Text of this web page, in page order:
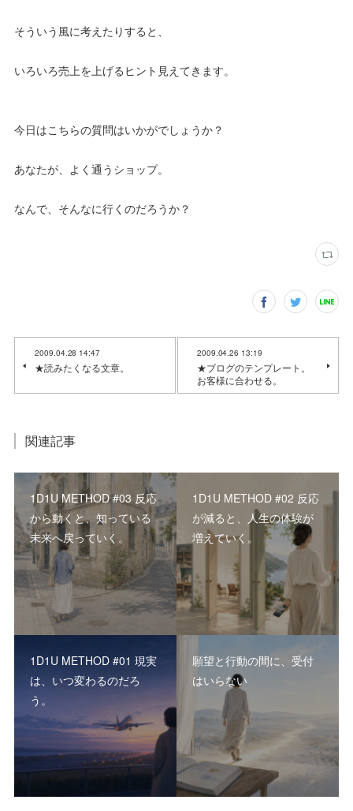
そういう風に考えたりすると、
いろいろ売上を上げるヒント見えてきます。
今日はこちらの質問はいかがでしょうか？
あなたが、よく通うショップ。
なんで、そんなに行くのだろうか？
2009.04.28 14:47
★読みたくなる文章。
2009.04.26 13:19
★ブログのテンプレート。
お客様に合わせる。
関連記事
1D1U METHOD #03 反応
から動くと、知っている
未来へ戻っていく。
1D1U METHOD #02 反応
が減ると、人生の体験が
増えていく。
1D1U METHOD #01 現実
は、いつ変わるのだろ
う。
願望と行動の間に、受付
はいらない